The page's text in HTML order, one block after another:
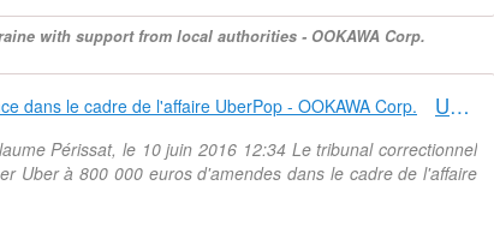
with support from local authorities - OOKAWA Corp.
Uber condamné en France dans le cadre de l'affaire UberPop - OOKAWA Corp.
Périssat, le 10 juin 2016 12:34 Le tribunal correctionnel
Uber à 800 000 euros d'amendes dans le cadre de l'affaire